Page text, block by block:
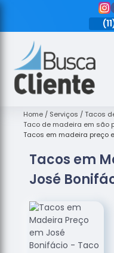
Assoalhos
de Madeira
Decks de
Empresas
de
de Madeira
Loja de
Assoalhos
Home Serviços
Tacos
Taco de madeira em são
Tacos em madeira preço
Tacos em
José